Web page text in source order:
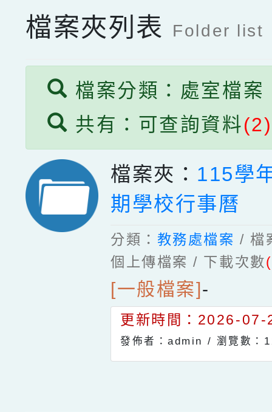
檔案夾列表 Folder list
檔案分類：處室檔案
共有：可查詢資料(2)
檔案夾： 115學
期學校行事曆
分類： 教務處檔案 / 檔
個上傳檔案 / 下載次數
[一般檔案]-
更新時間：2026-
發佈者：admin / 瀏覽數：